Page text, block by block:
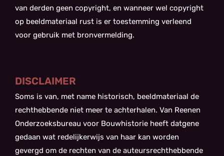
van derden geen copyright, en wanneer wel copyright
op beeldmateriaal rust is er toestemming verleend
voor gebruik met bronvermelding.
DISCLAIMER
Soms is van, met name historisch, beeldmateriaal de
rechthebbende niet meer te achterhalen. Van Reenen
Onderzoeksbureau voor Bouwhistorie heeft datgene
gedaan wat redelijkerwijs van haar kan worden
gevergd om de rechten van de auteursrechthebbende